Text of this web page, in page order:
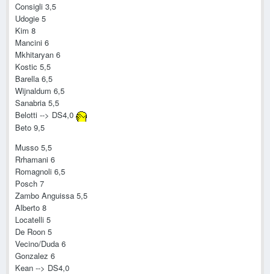
Consigli 3,5
Udogie 5
Kim 8
Mancini 6
Mkhitaryan 6
Kostic 5,5
Barella 6,5
Wijnaldum 6,5
Sanabria 5,5
Belotti --> DS4,0
Beto 9,5
Musso 5,5
Rrhamani 6
Romagnoli 6,5
Posch 7
Zambo Anguissa 5,5
Alberto 8
Locatelli 5
De Roon 5
Vecino/Duda 6
Gonzalez 6
Kean --> DS4,0